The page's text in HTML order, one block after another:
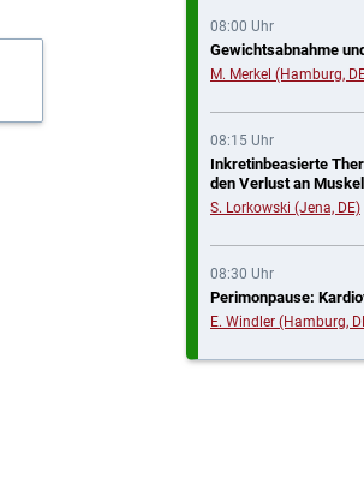
08:00 Uhr
Gewichtsabnahme
M. Merkel (Hamburg,
08:15 Uhr
Inkretinbeasierte
den Verlust an
S. Lorkowski (Jena, DE)
08:30 Uhr
Perimonpause:
E. Windler (Hamburg,